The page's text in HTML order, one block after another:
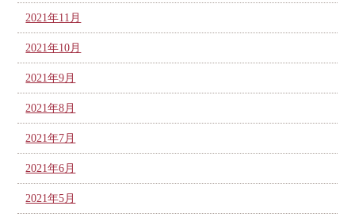
2021年11月
2021年10月
2021年9月
2021年8月
2021年7月
2021年6月
2021年5月